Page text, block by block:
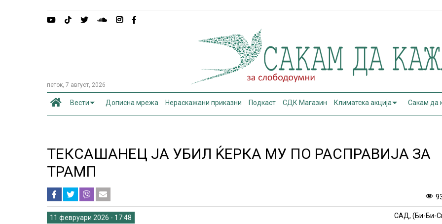
петок, 7 август, 2026
Вести Дописна мрежа Нераскажани приказни Подкаст СДК Магазин Климатска акција Сакам да
ТЕКСАШАНЕЦ ЈА УБИЛ ЌЕРКА МУ ПО РАСПРАВИЈА ЗА
ТРАМП
11 февруари 2026 - 17:48 САД, (Би-Би-